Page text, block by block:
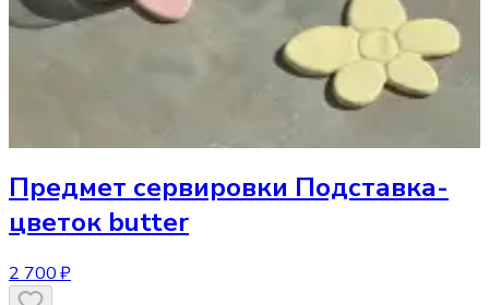
Предмет сервировки Подставка-
цветок butter
2 700 ₽